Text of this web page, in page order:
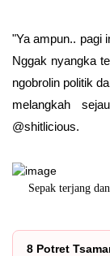
"Ya ampun.. pagi
Nggak nyangka
ngobrolin politik
melangkah
@shitlicious.
Sepak terjang
8 Potret